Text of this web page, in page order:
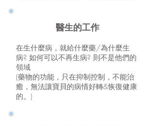
醫生的工作
在生什麼病，就給什麼藥/為什麼生
病? 如何可以不再生病? 則不是他們的
領域
(藥物的功能，只在抑制控制，不能治
癒，無法讓寶貝的病情好轉&恢復健康
的。)